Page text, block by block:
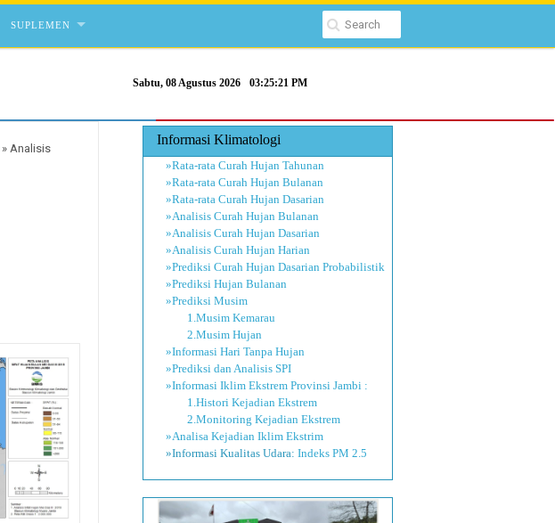
SUPLEMEN
Sabtu, 08 Agustus 2026 03:25:21 PM
» Analisis
Informasi Klimatologi
»Rata-rata Curah Hujan Tahunan
»Rata-rata Curah Hujan Bulanan
»Rata-rata Curah Hujan Dasarian
»Analisis Curah Hujan Bulanan
»Analisis Curah Hujan Dasarian
»Analisis Curah Hujan Harian
»Prediksi Curah Hujan Dasarian Probabilistik
»Prediksi Hujan Bulanan
»Prediksi Musim
1.Musim Kemarau
2.Musim Hujan
»Informasi Hari Tanpa Hujan
»Prediksi dan Analisis SPI
»Informasi Iklim Ekstrem Provinsi Jambi :
1.Histori Kejadian Ekstrem
2.Monitoring Kejadian Ekstrem
»Analisa Kejadian Iklim Ekstrim
»Informasi Kualitas Udara: Indeks PM 2.5